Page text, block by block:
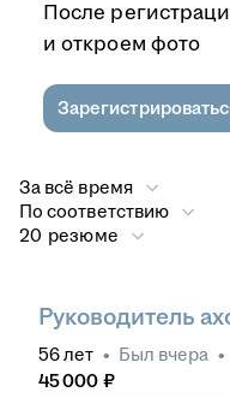
После
и откроем фото
За всё время
По соответствию
20 резюме
Руководитель
56лет • Был вчера •
45 000 ₽